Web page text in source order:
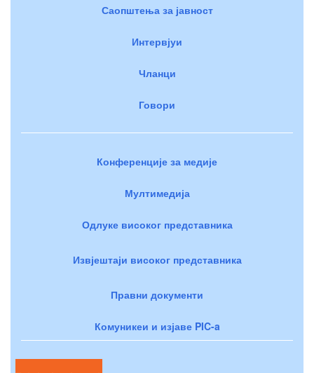
Саопштења за јавност
Интервјуи
Чланци
Говори
Конференције за медије
Мултимедија
Одлуке високог представника
Извјештаји високог представника
Правни документи
Комуникеи и изјаве PIC-a